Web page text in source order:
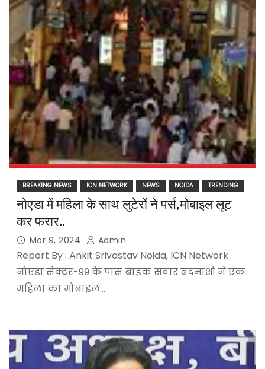
BREAKING NEWS ICN NETWORK NEWS NOIDA TRENDING
नोएडा में महिला के साथ लुटेरों ने पर्स,मोबाइल लूट
कर फरार..
Mar 9, 2024 Admin
Report By : Ankit Srivastav Noida, ICN Network
नोएडा सेक्टर-99 के पास बाइक सवार बदमाशों ने एक
महिला का मोबाइल…